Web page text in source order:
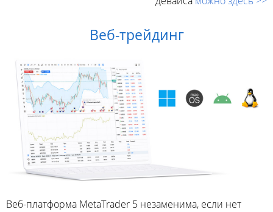
Веб-трейдинг
Веб-платформа MetaTrader 5 незаменима, если нет